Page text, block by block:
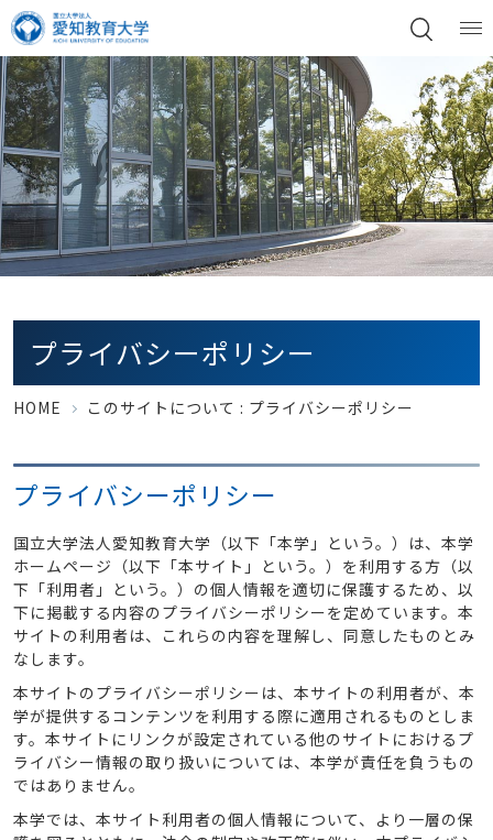
プライバシーポリシー
HOME このサイトについて : プライバシーポリシー
プライバシーポリシー
国立大学法人愛知教育大学（以下「本学」という。）は、本学
ホームページ（以下「本サイト」という。）を利用する方（以
下「利用者」という。）の個人情報を適切に保護するため、以
下に掲載する内容のプライバシーポリシーを定めています。本
サイトの利用者は、これらの内容を理解し、同意したものとみ
なします。
本サイトのプライバシーポリシーは、本サイトの利用者が、本
学が提供するコンテンツを利用する際に適用されるものとしま
す。本サイトにリンクが設定されている他のサイトにおけるプ
ライバシー情報の取り扱いについては、本学が責任を負うもの
ではありません。
本学では、本サイト利用者の個人情報について、より一層の保